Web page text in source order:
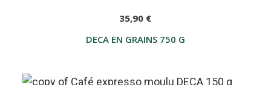
DECA EN GRAINS 750 G
35,90 €